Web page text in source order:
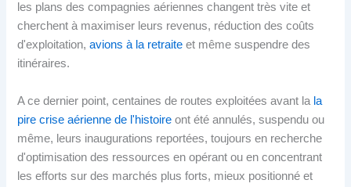
les plans des compagnies aériennes changent très vite et
cherchent à maximiser leurs revenus, réduction des coûts
d'exploitation,avions à la retraite et même suspendre des
itinéraires.
A ce dernier point, centaines de routes exploitées avant la la
pire crise aérienne de l'histoire ont été annulés, suspendu ou
même, leurs inaugurations reportées, toujours en recherche
d'optimisation des ressources en opérant ou en concentrant
les efforts sur des marchés plus forts, mieux positionné et